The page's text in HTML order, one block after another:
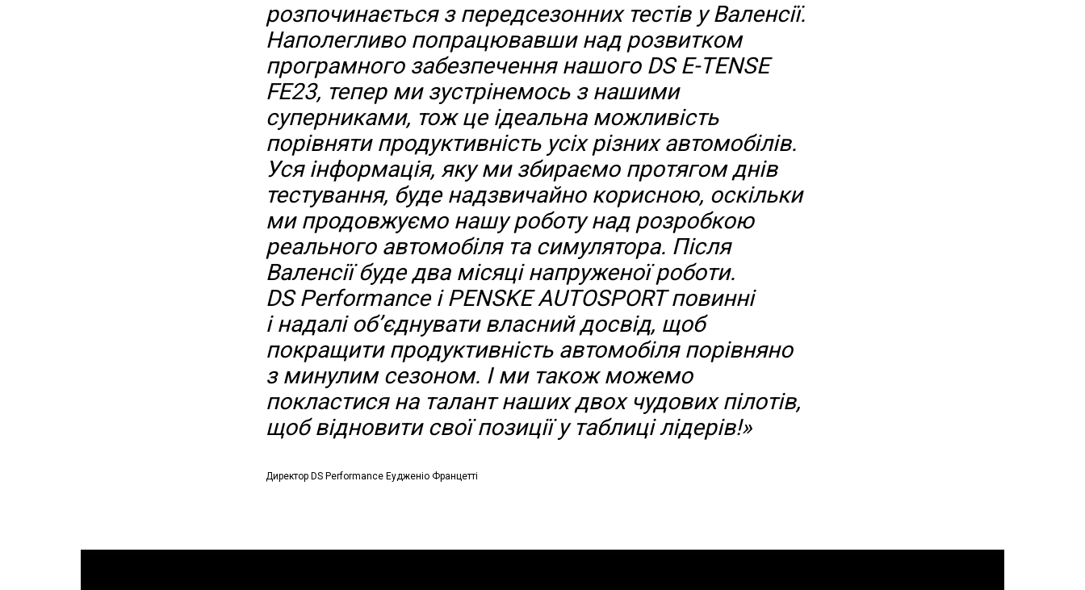
розпочинається з передсезонних тестів у Валенсії.
Наполегливо попрацювавши над розвитком
програмного забезпечення нашого DS E-TENSE
FE23, тепер ми зустрінемось з нашими
суперниками, тож це ідеальна можливість
порівняти продуктивність усіх різних автомобілів.
Уся інформація, яку ми збираємо протягом днів
тестування, буде надзвичайно корисною, оскільки
ми продовжуємо нашу роботу над розробкою
реального автомобіля та симулятора. Після
Валенсії буде два місяці напруженої роботи.
DS Performance і PENSKE AUTOSPORT повинні
і надалі об’єднувати власний досвід, щоб
покращити продуктивність автомобіля порівняно
з минулим сезоном. І ми також можемо
покластися на талант наших двох чудових пілотів,
щоб відновити свої позиції у таблиці лідерів!»
Директор DS Performance Еудженіо Францетті